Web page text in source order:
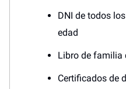
DNI de todos
edad
Libro de familia
Certificados de